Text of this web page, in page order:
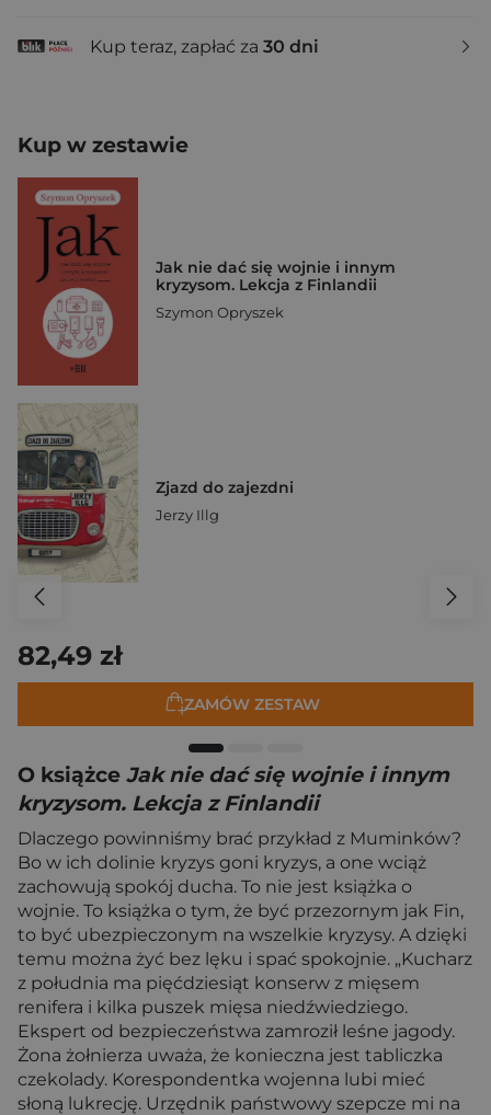
Kup teraz, zapłać za 30 dni
Kup w zestawie
Jak nie dać się wojnie i innym
kryzysom. Lekcja z Finlandii
Szymon Opryszek
Zjazd do zajezdni
Jerzy Illg
82,49 zł
ZAMÓW ZESTAW
O książce Jak nie dać się wojnie i innym
kryzysom. Lekcja z Finlandii
Dlaczego powinniśmy brać przykład z Muminków?
Bo w ich dolinie kryzys goni kryzys, a one wciąż
zachowują spokój ducha. To nie jest książka o
wojnie. To książka o tym, że być przezornym jak Fin,
to być ubezpieczonym na wszelkie kryzysy. A dzięki
temu można żyć bez lęku i spać spokojnie. „Kucharz
z południa ma pięćdziesiąt konserw z mięsem
renifera i kilka puszek mięsa niedźwiedziego.
Ekspert od bezpieczeństwa zamroził leśne jagody.
Żona żołnierza uważa, że konieczna jest tabliczka
czekolady. Korespondentka wojenna lubi mieć
słoną lukrecję. Urzędnik państwowy szepcze mi na